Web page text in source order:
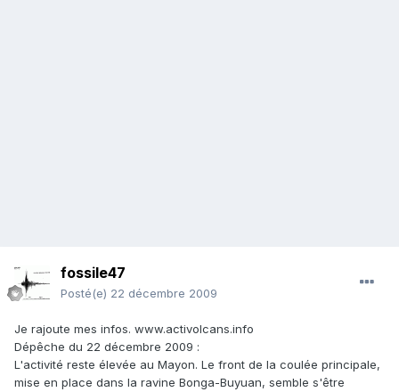
fossile47
Posté(e) 22 décembre 2009
Je rajoute mes infos. www.activolcans.info
Dépêche du 22 décembre 2009 :
L'activité reste élevée au Mayon. Le front de la coulée principale,
mise en place dans la ravine Bonga-Buyuan, semble s'être